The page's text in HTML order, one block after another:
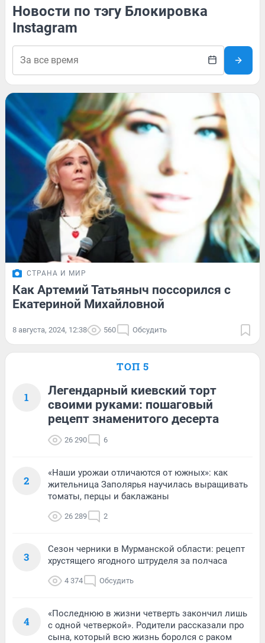
Новости по тэгу Блокировка
Instagram
СТРАНА И МИР
Как Артемий Татьяныч поссорился с
Екатериной Михайловной
8 августа, 2024, 12:38 560 Обсудить
ТОП 5
1
Легендарный киевский торт
своими руками: пошаговый
рецепт знаменитого десерта
26 290 6
2
«Наши урожаи отличаются от южных»: как
жительница Заполярья научилась выращивать
томаты, перцы и баклажаны
26 289 2
3
Сезон черники в Мурманской области: рецепт
хрустящего ягодного штруделя за полчаса
4 374 Обсудить
4
«Последнюю в жизни четверть закончил лишь
с одной четверкой». Родители рассказали про
сына, который всю жизнь боролся с раком